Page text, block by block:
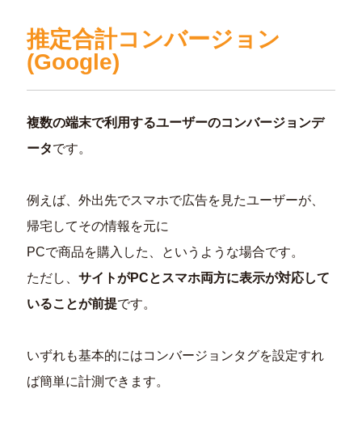
推定合計コンバージョン
(Google)
複数の端末で利用するユーザーのコンバージョンデ
ータです。
例えば、外出先でスマホで広告を見たユーザーが、
帰宅してその情報を元に
PCで商品を購入した、というような場合です。
ただし、サイトがPCとスマホ両方に表示が対応して
いることが前提です。
いずれも基本的にはコンバージョンタグを設定すれ
ば簡単に計測できます。